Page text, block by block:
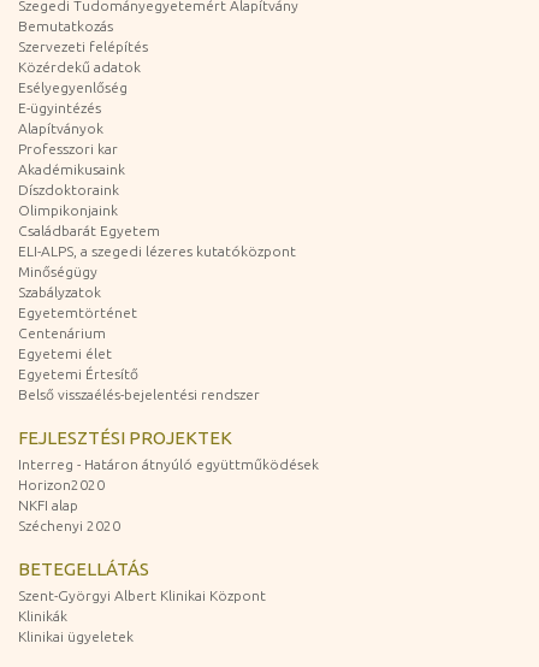
Szegedi Tudományegyetemért Alapítvány
Bemutatkozás
Szervezeti felépítés
Közérdekű adatok
Esélyegyenlőség
E-ügyintézés
Alapítványok
Professzori kar
Akadémikusaink
Díszdoktoraink
Olimpikonjaink
Családbarát Egyetem
ELI-ALPS, a szegedi lézeres kutatóközpont
Minőségügy
Szabályzatok
Egyetemtörténet
Centenárium
Egyetemi élet
Egyetemi Értesítő
Belső visszaélés-bejelentési rendszer
FEJLESZTÉSI PROJEKTEK
Interreg - Határon átnyúló együttműködések
Horizon2020
NKFI alap
Széchenyi 2020
BETEGELLÁTÁS
Szent-Györgyi Albert Klinikai Központ
Klinikák
Klinikai ügyeletek